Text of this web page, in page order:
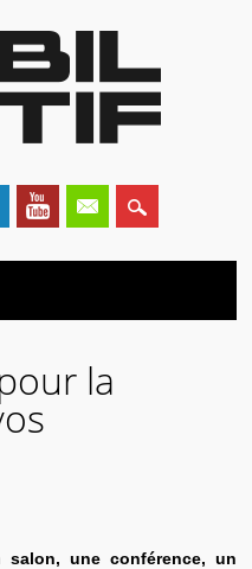
la
salon, une conférence, un